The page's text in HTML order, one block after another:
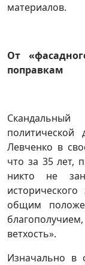
материалов.
От
поправкам
Левченко в
что за 35 лет,
никто не
общим
ветхость».
Изначально в